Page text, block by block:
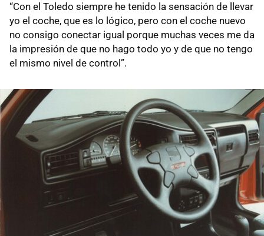
“Con el Toledo siempre he tenido la sensación de llevar
yo el coche, que es lo lógico, pero con el coche nuevo
no consigo conectar igual porque muchas veces me da
la impresión de que no hago todo yo y de que no tengo
el mismo nivel de control”.